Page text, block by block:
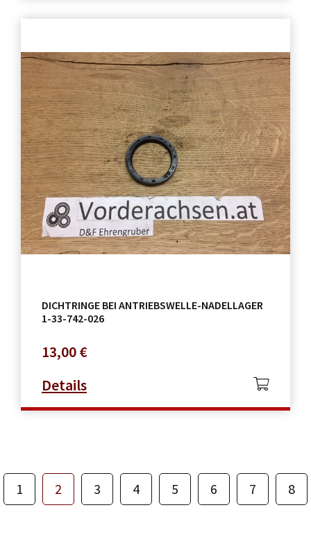
DICHTRINGE BEI ANTRIEBSWELLE-NADELLAGER
1-33-742-026
13,00€
Details
1 2 3 4 5 6 7 8